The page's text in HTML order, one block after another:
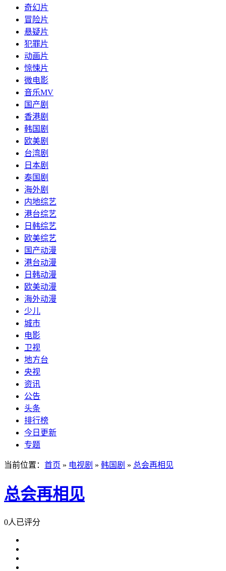
奇幻片
冒险片
悬疑片
犯罪片
动画片
惊悚片
微电影
音乐MV
国产剧
香港剧
韩国剧
欧美剧
台湾剧
日本剧
泰国剧
海外剧
内地综艺
港台综艺
日韩综艺
欧美综艺
国产动漫
港台动漫
日韩动漫
欧美动漫
海外动漫
少儿
城市
电影
卫视
地方台
央视
资讯
公告
头条
排行榜
今日更新
专题
当前位置： 首页 » 电视剧 » 韩国剧 » 总会再相见
总会再相见
0人已评分